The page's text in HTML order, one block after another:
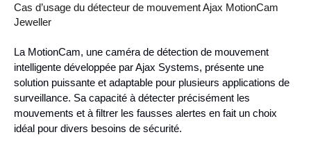
Cas d’usage du détecteur de mouvement Ajax MotionCam
Jeweller
La MotionCam, une caméra de détection de mouvement
intelligente développée par Ajax Systems, présente une
solution puissante et adaptable pour plusieurs applications de
surveillance. Sa capacité à détecter précisément les
mouvements et à filtrer les fausses alertes en fait un choix
idéal pour divers besoins de sécurité.